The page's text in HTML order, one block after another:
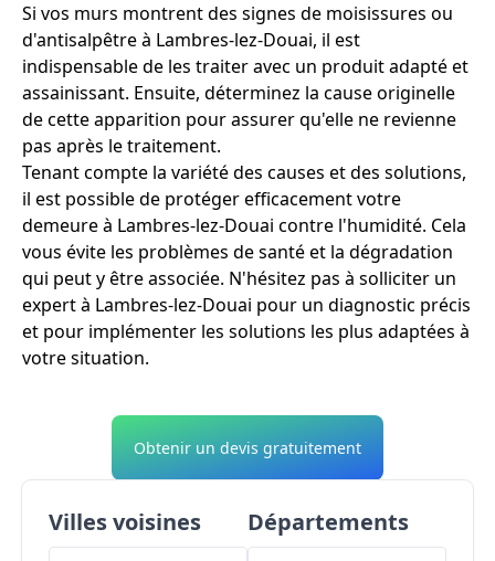
Si vos murs montrent des signes de moisissures ou
d'antisalpêtre à Lambres-lez-Douai, il est
indispensable de les traiter avec un produit adapté et
assainissant. Ensuite, déterminez la cause originelle
de cette apparition pour assurer qu'elle ne revienne
pas après le traitement.
Tenant compte la variété des causes et des solutions,
il est possible de protéger efficacement votre
demeure à Lambres-lez-Douai contre l'humidité. Cela
vous évite les problèmes de santé et la dégradation
qui peut y être associée. N'hésitez pas à solliciter un
expert à Lambres-lez-Douai pour un diagnostic précis
et pour implémenter les solutions les plus adaptées à
votre situation.
Obtenir un devis gratuitement
Villes voisines Départements